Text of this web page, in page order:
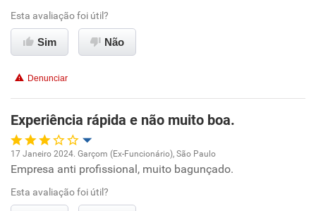
Benefícios
Esta avaliação foi útil?
Sim Não
Denunciar
Experiência rápida e não muito boa.
Oportunidade de promoção
Ambiente de trabalho
17 Janeiro 2024. Garçom (Ex-Funcionário), São Paulo
Empresa anti profissional, muito bagunçado.
Esta avaliação foi útil?